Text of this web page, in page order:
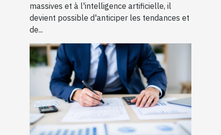
massives et à l'intelligence artificielle, il
devient possible d'anticiper les tendances et
de...